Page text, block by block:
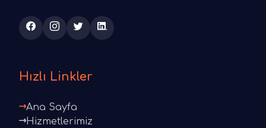
Hızlı Linkler
Ana Sayfa
Hizmetlerimiz